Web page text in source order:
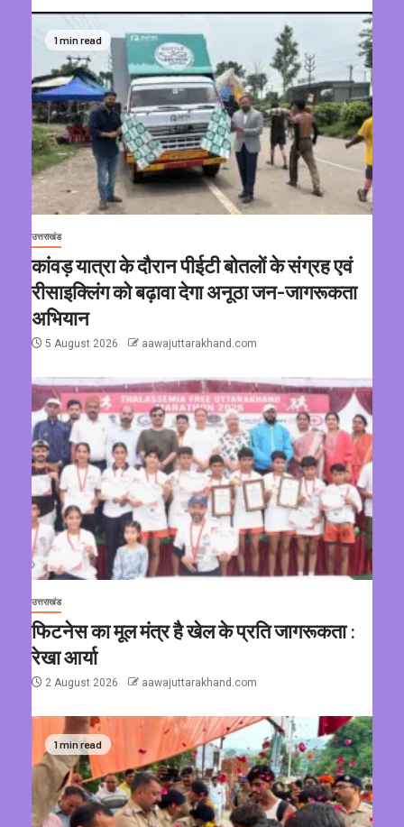
1 min read
उत्तराखंड
कांवड़ यात्रा के दौरान पीईटी बोतलों के संग्रह एवं
रीसाइक्लिंग को बढ़ावा देगा अनूठा जन-जागरूकता
अभियान
5 August 2026 aawajuttarakhand.com
उत्तराखंड
फिटनेस का मूल मंत्र है खेल के प्रति जागरूकता :
रेखा आर्या
2 August 2026 aawajuttarakhand.com
1 min read